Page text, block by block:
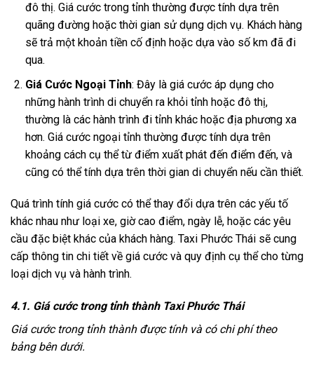
đô thị. Giá cước trong tỉnh thường được tính dựa trên
quãng đường hoặc thời gian sử dụng dịch vụ. Khách hàng
sẽ trả một khoản tiền cố định hoặc dựa vào số km đã đi
qua.
Giá Cước Ngoại Tỉnh: Đây là giá cước áp dụng cho
những hành trình di chuyển ra khỏi tỉnh hoặc đô thị,
thường là các hành trình đi tỉnh khác hoặc địa phương xa
hơn. Giá cước ngoại tỉnh thường được tính dựa trên
khoảng cách cụ thể từ điểm xuất phát đến điểm đến, và
cũng có thể tính dựa trên thời gian di chuyển nếu cần thiết.
Quá trình tính giá cước có thể thay đổi dựa trên các yếu tố
khác nhau như loại xe, giờ cao điểm, ngày lễ, hoặc các yêu
cầu đặc biệt khác của khách hàng. Taxi Phước Thái sẽ cung
cấp thông tin chi tiết về giá cước và quy định cụ thể cho từng
loại dịch vụ và hành trình.
4.1. Giá cước trong tỉnh thành Taxi Phước Thái
Giá cước trong tỉnh thành được tính và có chi phí theo
bảng bên dưới.